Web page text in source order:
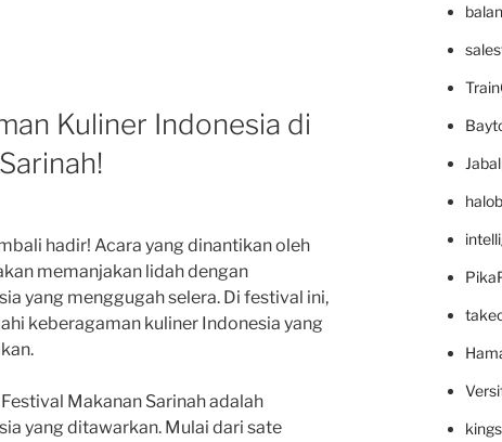
Kuliner Indonesia di
hadir! Acara yang dinantikan oleh
memanjakan lidah dengan
yang menggugah selera. Di festival ini,
keberagaman kuliner Indonesia yang
Makanan Sarinah adalah
yang ditawarkan. Mulai dari sate